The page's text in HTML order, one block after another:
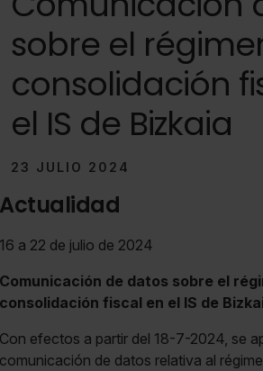
sobre el
consolidación
el IS de Bizkaia
23 JULIO 2024
Actualidad
16 a 22 de julio de 2024
Comunicación de datos sobre el
consolidación fiscal en el IS de
Con efectos a partir del 18-7-2024, se
comunicación de datos relativa al